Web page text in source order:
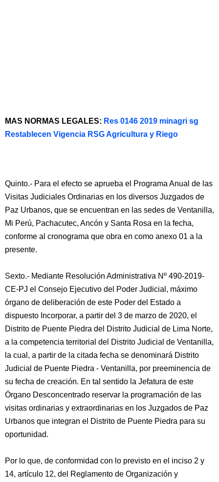
MAS NORMAS LEGALES: Res 0146 2019 minagri sg
Restablecen Vigencia RSG Agricultura y Riego
Quinto.- Para el efecto se aprueba el Programa Anual de las
Visitas Judiciales Ordinarias en los diversos Juzgados de
Paz Urbanos, que se encuentran en las sedes de Ventanilla,
Mi Perú, Pachacutec, Ancón y Santa Rosa en la fecha,
conforme al cronograma que obra en como anexo 01 a la
presente.
Sexto.- Mediante Resolución Administrativa Nº 490-2019-
CE-PJ el Consejo Ejecutivo del Poder Judicial, máximo
órgano de deliberación de este Poder del Estado a
dispuesto Incorporar, a partir del 3 de marzo de 2020, el
Distrito de Puente Piedra del Distrito Judicial de Lima Norte,
a la competencia territorial del Distrito Judicial de Ventanilla,
la cual, a partir de la citada fecha se denominará Distrito
Judicial de Puente Piedra - Ventanilla, por preeminencia de
su fecha de creación. En tal sentido la Jefatura de este
Órgano Desconcentrado reservar la programación de las
visitas ordinarias y extraordinarias en los Juzgados de Paz
Urbanos que integran el Distrito de Puente Piedra para su
oportunidad.
Por lo que, de conformidad con lo previsto en el inciso 2 y
14, artículo 12, del Reglamento de Organización y